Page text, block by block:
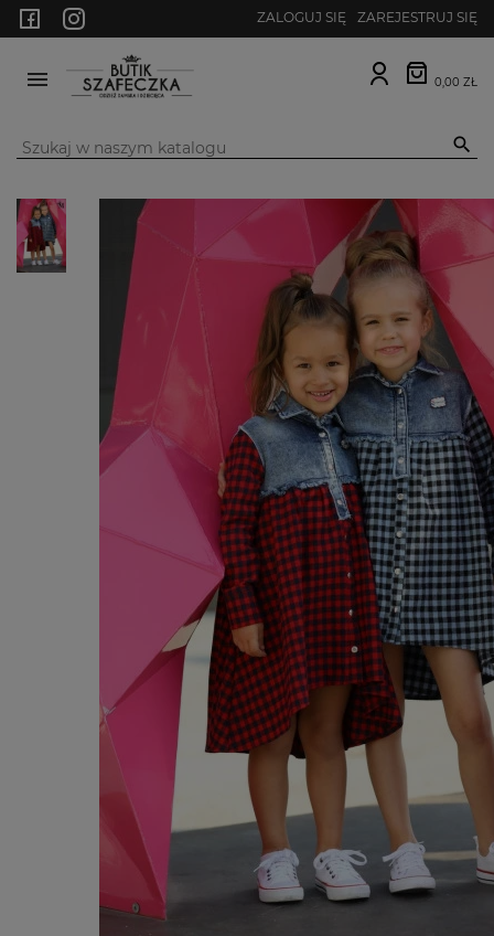
ZALOGUJ SIĘ ZAREJESTRUJ SIĘ

0,00 ZŁ
MENU